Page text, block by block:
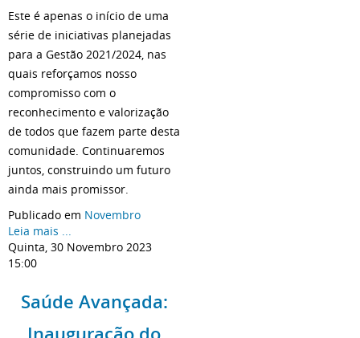
Este é apenas o início de uma
série de iniciativas planejadas
para a Gestão 2021/2024, nas
quais reforçamos nosso
compromisso com o
reconhecimento e valorização
de todos que fazem parte desta
comunidade. Continuaremos
juntos, construindo um futuro
ainda mais promissor.
Publicado em Novembro
Leia mais ...
Quinta, 30 Novembro 2023
15:00
Saúde Avançada: